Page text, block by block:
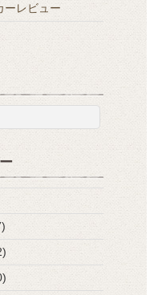
ーレビュー